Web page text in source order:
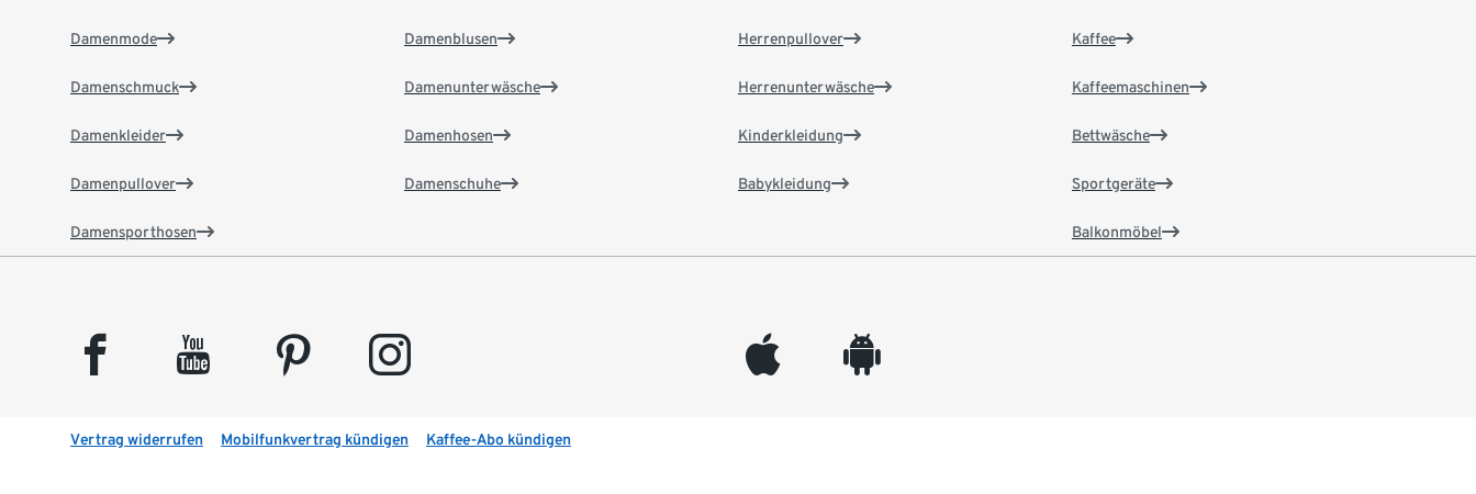
Damenmode
Damenschmuck
Damenkleider
Damenpullover
Damensporthosen
Damenblusen
Damenunterwäsche
Damenhosen
Damenschuhe
Herrenpullover
Herrenunterwäsche
Kinderkleidung
Babykleidung
Kaffee
Kaffeemaschinen
Bettwäsche
Sportgeräte
Balkonmöbel
facebook youtube pinterest instagram appleinc android
Vertrag widerrufen Mobilfunkvertrag kündigen Kaffee-Abo kündigen